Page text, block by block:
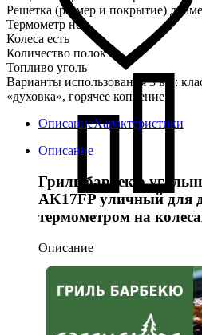
Решетка (размер и покрытие)
Термометр нет
Колеса есть
Количество полок 1
Топливо уголь
Варианты использования 3 в 1:
«духовка», горячее копчение
ОписаниеХарактеристики
Описание
Гриль барбекю
AK17FP уличный для
термометром на
Описание